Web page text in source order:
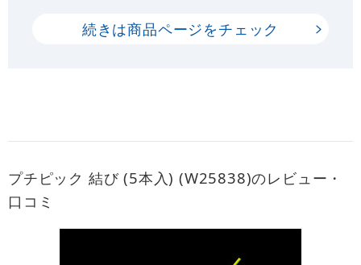
続きは商品ページをチェック
プチピック 結び (5本入) (W25838)のレビュー・
口コミ